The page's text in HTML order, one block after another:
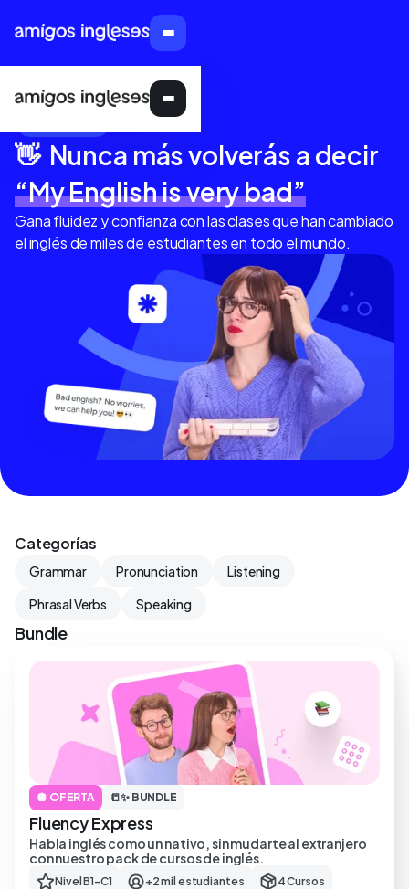
👋 Nunca más volverás a decir
“My English is very bad”
Gana fluidez y confianza con las clases que han cambiado
el inglés de miles de estudiantes en todo el mundo.
Categorías
Grammar Pronunciation
Listening
Phrasal Verbs
Speaking
Bundle
🪩 OFERTA 📒✨ BUNDLE
Fluency Express
Habla inglés como un nativo, sin mudarte al extranjero
con nuestro pack de cursos de inglés.
Nivel B1-C1 +2 mil estudiantes 4 Cursos